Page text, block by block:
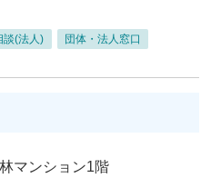
談(法人) 団体・法人窓口
林マンション1階